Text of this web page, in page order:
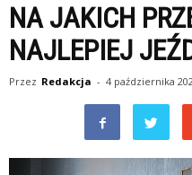
NA JAKICH
NAJLEPIEJ
Przez Redakcja - 4 października